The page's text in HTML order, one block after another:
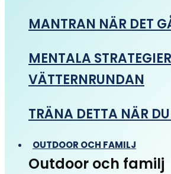
MANTRAN NÄR DET
MENTALA
VÄTTERNRUNDAN
TRÄNA DETTA NÄR
OUTDOOR OCH FAMILJ
Outdoor och familj